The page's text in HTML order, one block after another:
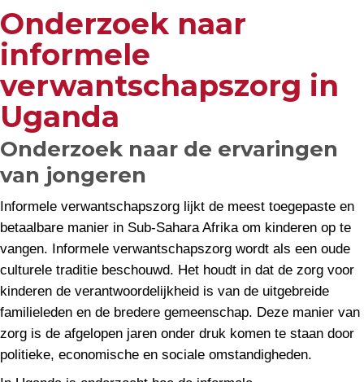
Onderzoek naar
informele
verwantschapszorg in
Uganda
Onderzoek naar de ervaringen
van jongeren
Informele verwantschapszorg lijkt de meest toegepaste en
betaalbare manier in Sub-Sahara Afrika om kinderen op te
vangen. Informele verwantschapszorg wordt als een oude
culturele traditie beschouwd. Het houdt in dat de zorg voor
kinderen de verantwoordelijkheid is van de uitgebreide
familieleden en de bredere gemeenschap. Deze manier van
zorg is de afgelopen jaren onder druk komen te staan door
politieke, economische en sociale omstandigheden.